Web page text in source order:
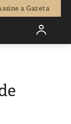
a Gazeta